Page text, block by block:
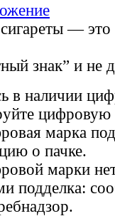
— это
знак” и не
в наличии
цифровую
марка
о пачке.
марки
подделка: